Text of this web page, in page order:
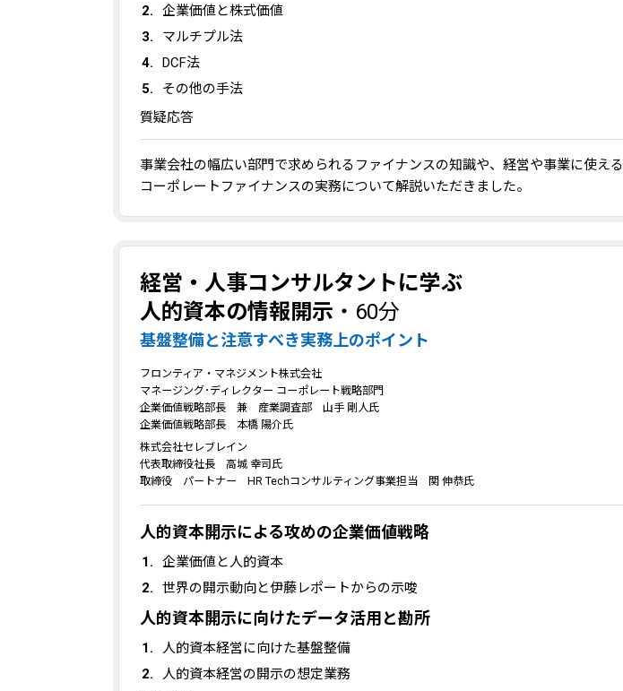
企業価値と株式価値
マルチプル法
DCF法
その他の手法
質疑応答
事業会社の幅広い部門で求められるファイナンスの知識や、経営や事業に使える
コーポレートファイナンスの実務について解説いただきました。
経営・人事コンサルタントに学ぶ
人的資本の情報開示 ・60分
基盤整備と注意すべき実務上のポイント
フロンティア・マネジメント株式会社
マネージング･ディレクター コーポレート戦略部門
企業価値戦略部長 兼 産業調査部 山手 剛人氏
企業価値戦略部長 本橋 陽介氏
株式会社セレブレイン
代表取締役社長 高城 幸司氏
取締役 パートナー HR Techコンサルティング事業担当 関 伸恭氏
人的資本開示による攻めの企業価値戦略
企業価値と人的資本
世界の開示動向と伊藤レポートからの示唆
人的資本開示に向けたデータ活用と勘所
人的資本経営に向けた基盤整備
人的資本経営の開示の想定業務